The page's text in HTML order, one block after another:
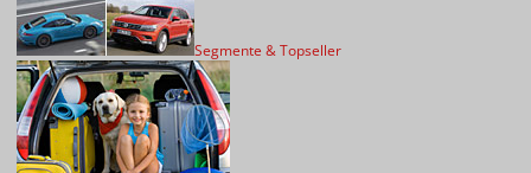
Segmente & Topseller